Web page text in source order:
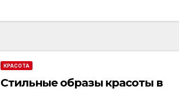
КРАСОТА
Стильные образы красоты в